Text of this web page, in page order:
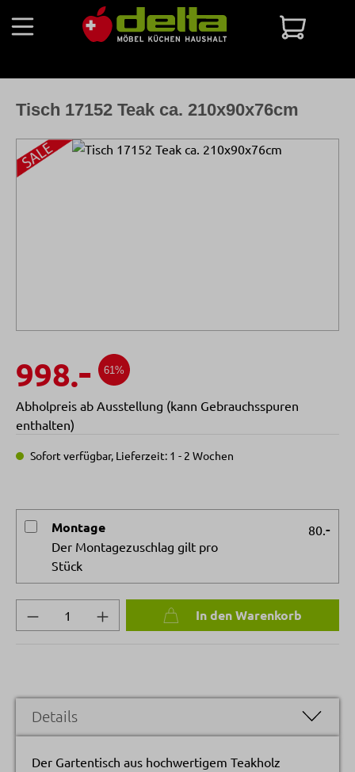
Zum Hauptinhalt springen
Bildergalerie überspringen
Tisch 17152 Teak ca. 210x90x76cm
998.- 61%
Abholpreis ab Ausstellung (kann Gebrauchsspuren
enthalten)
Sofort verfügbar, Lieferzeit: 1 - 2 Wochen
Montage
Der Montagezuschlag gilt pro
Stück
80.-
Produkt Anzahl: Gib den gewünschten
In den Warenkorb
Details
Der Gartentisch aus hochwertigem Teakholz